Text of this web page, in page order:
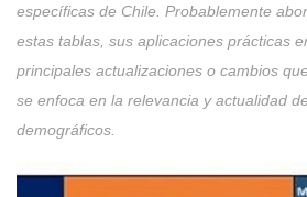
específicas de Chile. Probablemente
estas tablas, sus aplicaciones prácticas
principales actualizaciones o cambios
se enfoca en la relevancia y actualidad
demográficos.